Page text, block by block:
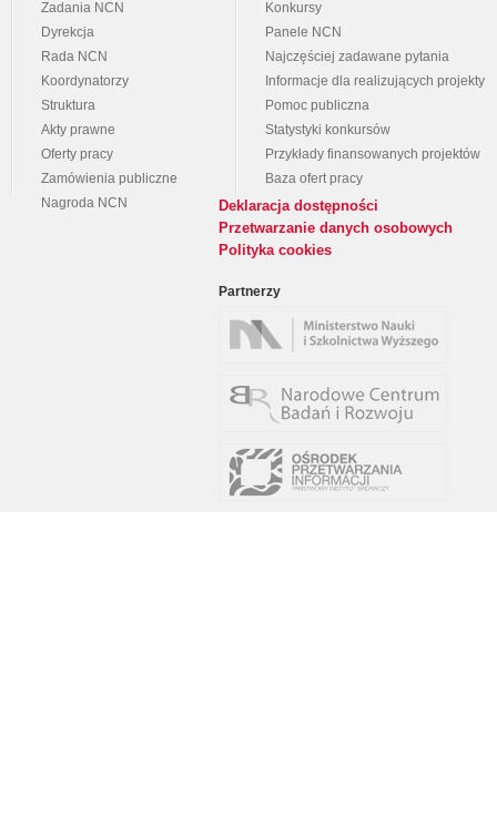
Zadania NCN
Dyrekcja
Rada NCN
Koordynatorzy
Struktura
Akty prawne
Oferty pracy
Zamówienia publiczne
Nagroda NCN
Konkursy
Panele NCN
Najczęściej zadawane pytania
Informacje dla realizujących projekty
Pomoc publiczna
Statystyki konkursów
Przykłady finansowanych projektów
Baza ofert pracy
Deklaracja dostępności
Przetwarzanie danych osobowych
Polityka cookies
Partnerzy